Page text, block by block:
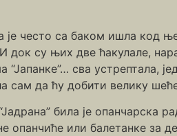
је често са баком ишла код
док су њих две ћакулале,
“Јапанке”… сва устрептала,
сам да ћу добити велику
била је опанчарска
или балетанке за